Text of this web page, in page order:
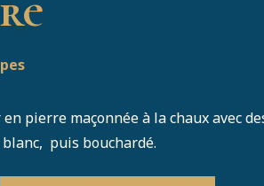
pierre maçonnée à la chaux avec
puis bouchardé.